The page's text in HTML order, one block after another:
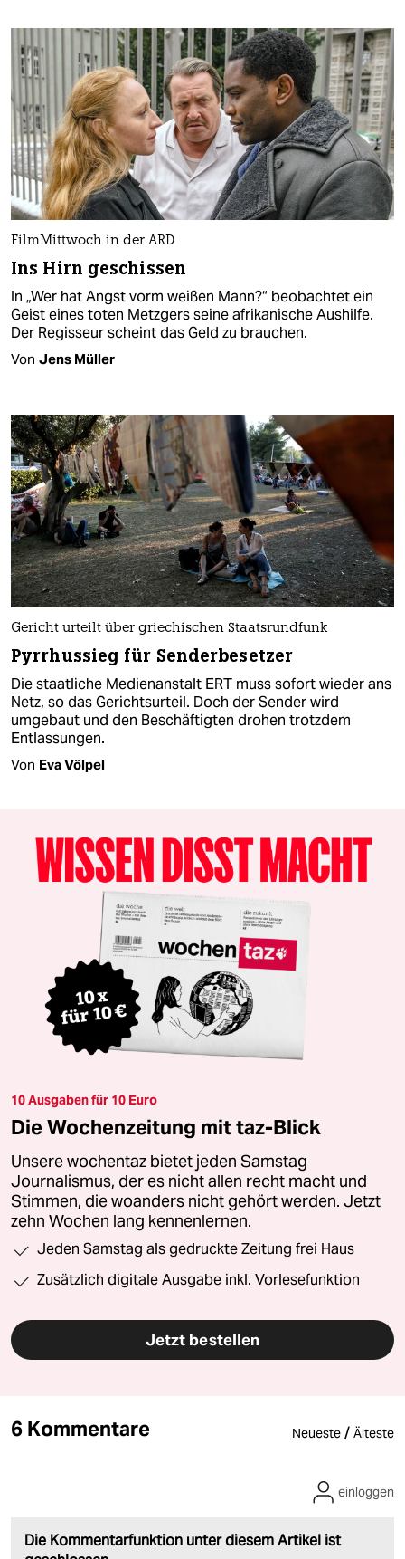
FilmMittwoch in der ARD
Ins Hirn geschissen
In „Wer hat Angst vorm weißen Mann?“ beobachtet ein
Geist eines toten Metzgers seine afrikanische Aushilfe.
Der Regisseur scheint das Geld zu brauchen.
Von Jens Müller
Gericht urteilt über griechischen Staatsrundfunk
Pyrrhussieg für Senderbesetzer
Die staatliche Medienanstalt ERT muss sofort wieder ans
Netz, so das Gerichtsurteil. Doch der Sender wird
umgebaut und den Beschäftigten drohen trotzdem
Entlassungen.
Von Eva Völpel
10 Ausgaben für 10 Euro
Die Wochenzeitung mit taz-Blick
Unsere wochentaz bietet jeden Samstag
Journalismus, der es nicht allen recht macht und
Stimmen, die woanders nicht gehört werden. Jetzt
zehn Wochen lang kennenlernen.
Jeden Samstag als gedruckte Zeitung frei Haus
Zusätzlich digitale Ausgabe inkl. Vorlesefunktion
Jetzt bestellen
6 Kommentare Neueste / Älteste
Die Kommentarfunktion unter diesem Artikel ist
einloggen